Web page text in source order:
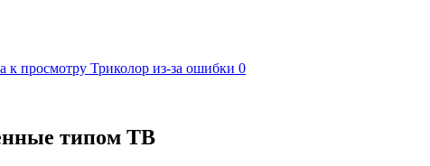
к просмотру Триколор из-за ошибки 0
типом ТВ